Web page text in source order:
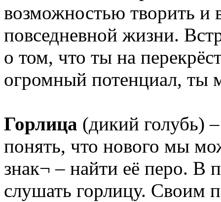
возможностью творить и
повседневной жизни.
о том, что ты на
огромный потенциал, ты
Горлица (дикий голубь)
понять, что нового мы
знак¬ – найти её перо. В
слушать горлицу. Своим